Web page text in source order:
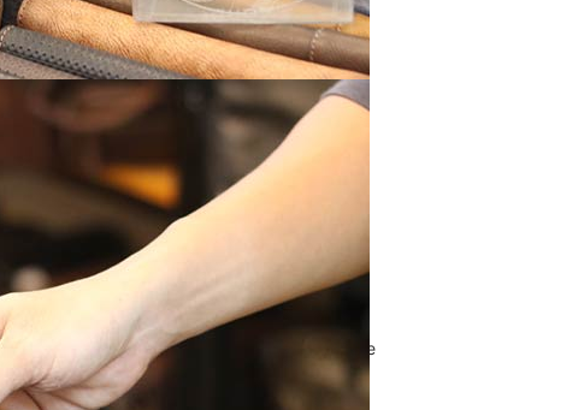
Balo nữ da thật
Túi đeo chéo da nữ
Ví Clutch cầm tay nữ
Túi Xách Da Nữ
ĐỒ DA HANDMADE
Bóp Ví Da Handmade
Túi Da Clutch handmade
Túi da nữ handmade